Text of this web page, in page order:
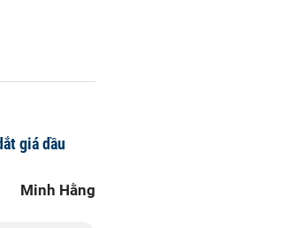
giá dầu
Minh Hằng